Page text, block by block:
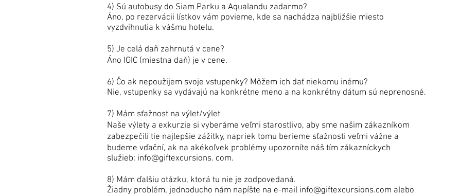
4) Sú autobusy do Siam Parku a Aqualandu zadarmo?
Áno, po rezervácii lístkov vám povieme, kde sa nachádza najbližšie miesto
vyzdvihnutia k vášmu hotelu.
5) Je celá daň zahrnutá v cene?
Áno IGIC (miestna daň) je v cene.
6) Čo ak nepoužijem svoje vstupenky? Môžem ich dať niekomu inému?
Nie, vstupenky sa vydávajú na konkrétne meno a na konkrétny dátum sú neprenosné.
7) Mám sťažnosť na výlet/výlet
Naše výlety a exkurzie si vyberáme veľmi starostlivo, aby sme našim zákazníkom
zabezpečili tie najlepšie zážitky, napriek tomu berieme sťažnosti veľmi vážne a
budeme vďační, ak na akékoľvek problémy upozorníte náš tím zákazníckych
služieb: info@giftexcursions. com.
8) Mám ďalšiu otázku, ktorá tu nie je zodpovedaná.
Žiadny problém, jednoducho nám napíšte na e-mail info@giftexcursions.com alebo